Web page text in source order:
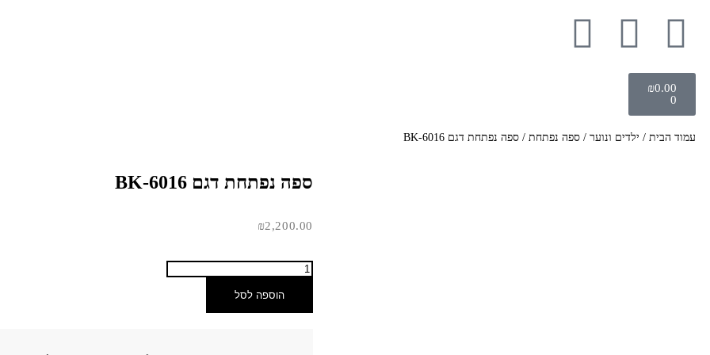
₪0.00
0
עמוד הבית / ילדים ונוער / ספה נפתחת / ספה נפתחת דגם BK-6016
ספה נפתחת דגם BK-6016
₪2,200.00
הוספה לסל